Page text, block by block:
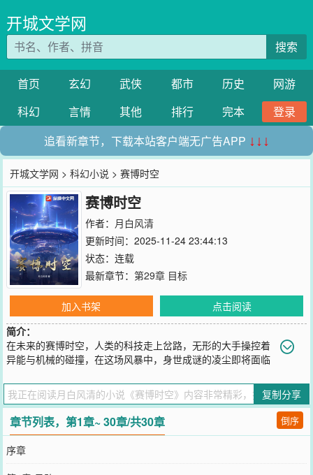
开城文学网
搜索
首页 玄幻 武侠 都市 历史
网游
科幻
言情 其他 排行 完本
登录
追看新章节，下载本站客户端无广告APP ↓↓↓
开城文学网 >科幻小说 > 赛博时空
赛博时空
作者： 月白风清
更新时间：2025-11-24 23:44:13
状态：连载
最新章节： 第29章 目标
加入书架
点击阅读
简介：
在未来的赛博时空，人类的科技走上岔路，无形的大手操控着
异能与机械的碰撞，在这场风暴中，身世成谜的凌尘即将面临
您要是觉得《赛博时空》还不错的话请不要忘记向您QQ群和微博微信
里的朋友推荐哦！
复制分享
章节列表，第1章~ 30章/共30章 倒序
序章